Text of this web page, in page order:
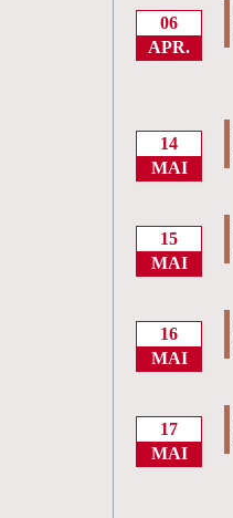
06
APR.
14
MAI
15
MAI
16
MAI
17
MAI